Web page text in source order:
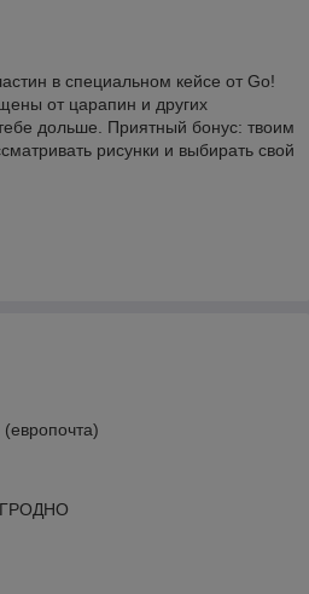
в специальном кейсе от Go!
от царапин и других
дольше. Приятный бонус: твоим
рисунки и выбирать свой
ГРОДНО